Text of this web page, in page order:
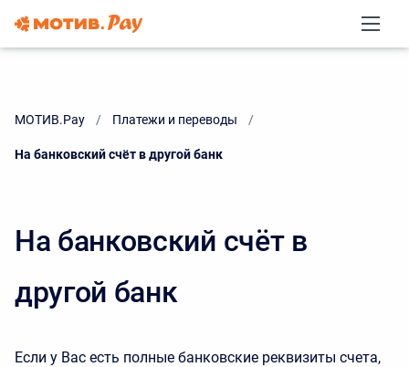
МОТИВ.Pay Платежи и переводы
Current:
На банковский счёт в другой банк
На банковский счёт в
другой банк
Если у Вас есть полные банковские реквизиты счета,